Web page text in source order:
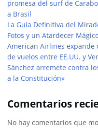
promesa del surf de
a Brasil
La Guía Definitiva del
Fotos y un Atardecer
American Airlines expande
de vuelos entre EE.UU. y
Sánchez arremete contra
a la Constitución»
Comentarios
No hay comentarios que